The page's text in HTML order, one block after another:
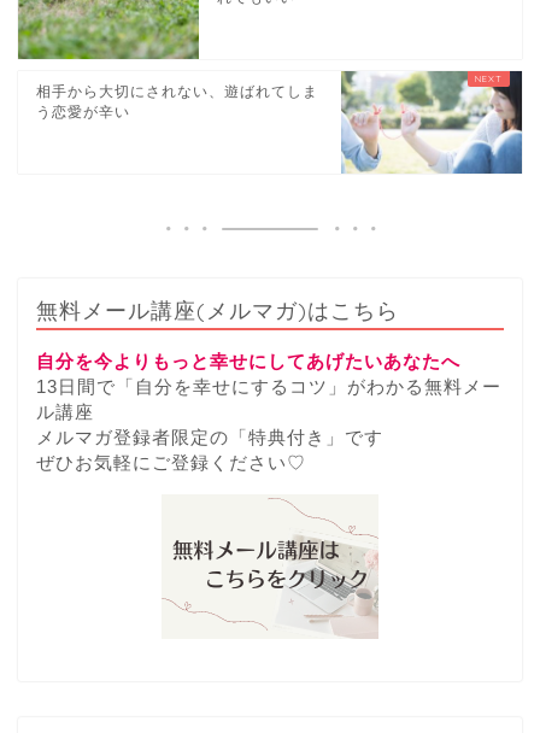
相手から大切にされない、遊ばれてしま
う恋愛が辛い
無料メール講座(メルマガ)はこちら
自分を今よりもっと幸せにしてあげたいあなたへ
13日間で「自分を幸せにするコツ」がわかる無料メー
ル講座
メルマガ登録者限定の「特典付き」です
ぜひお気軽にご登録ください♡